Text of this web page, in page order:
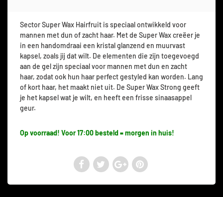
Sector Super Wax Hairfruit is speciaal ontwikkeld voor
mannen met dun of zacht haar. Met de Super Wax creëer je
in een handomdraai een kristal glanzend en muurvast
kapsel, zoals jij dat wilt. De elementen die zijn toegevoegd
aan de gel zijn speciaal voor mannen met dun en zacht
haar, zodat ook hun haar perfect gestyled kan worden. Lang
of kort haar, het maakt niet uit. De Super Wax Strong geeft
je het kapsel wat je wilt, en heeft een frisse sinaasappel
geur.
Op voorraad! Voor 17:00 besteld = morgen in huis!